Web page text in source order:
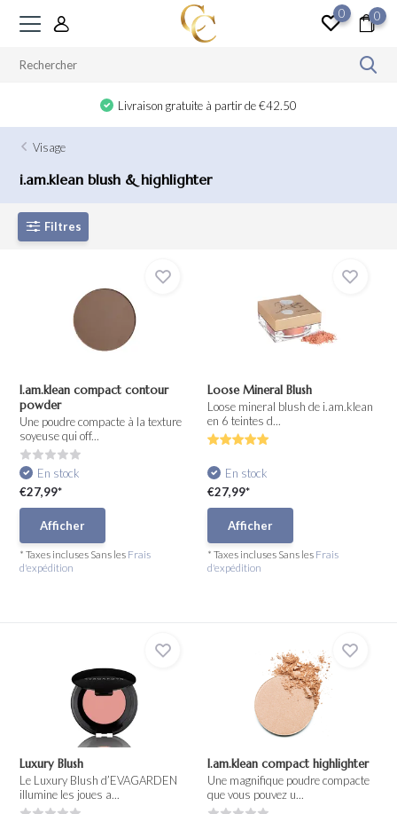
0 0
Livraison gratuite à partir de €42.50
Visage
i.am.klean blush & highlighter
Filtres
I.am.klean compact contour
powder
Une poudre compacte à la texture
soyeuse qui off...
En stock
€27,99*
Afficher
* Taxes incluses Sans les Frais
d'expédition
Loose Mineral Blush
Loose mineral blush de i.am.klean
en 6 teintes d...
En stock
€27,99*
Afficher
* Taxes incluses Sans les Frais
d'expédition
Luxury Blush
Le Luxury Blush d’EVAGARDEN
illumine les joues a...
I.am.klean compact highlighter
Une magnifique poudre compacte
que vous pouvez u...